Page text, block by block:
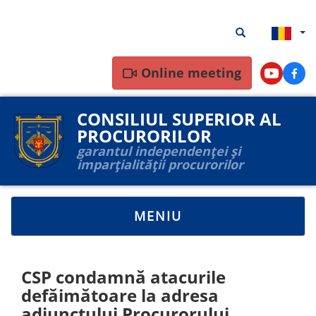
Rezultate
căutare
Rezultate
Online meeting Youtube
CONSILIUL SUPERIOR AL
PROCURORILOR
garantul independenței și
imparțialității procurorilor
TOGGLE
NAVIGATION
MENIU
CSP condamnă atacurile
defăimătoare la adresa